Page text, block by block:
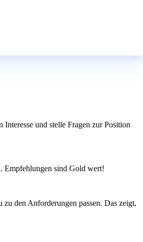
und stelle Fragen zur Position
Empfehlungen sind Gold wert!
den Anforderungen passen. Das zeigt,